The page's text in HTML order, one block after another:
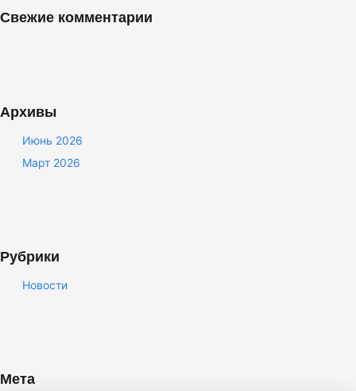
Свежие комментарии
Архивы
Июнь 2026
Март 2026
Рубрики
Новости
Мета